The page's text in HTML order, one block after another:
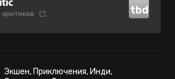
критиков tbd
Экшен, Приключения, Инди,